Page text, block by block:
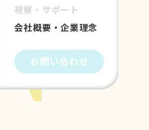
視察・サポート
会社概要・企業理念
お問い合わせ